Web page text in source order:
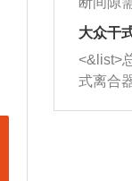
室，最
催化器
能够得
的间隙
造成烧
机油粘
象，机
无法制
店；
裂，破
损严重
响；
大众干
<&list>
式离合